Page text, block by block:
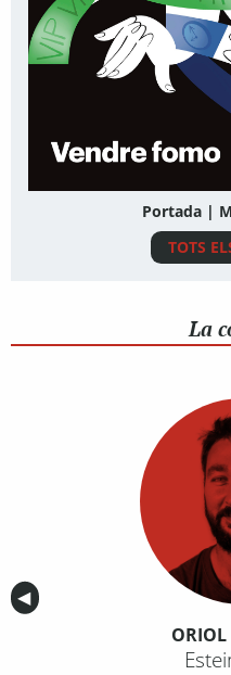
Portada |
TOTS
La
Anterior
◀︎